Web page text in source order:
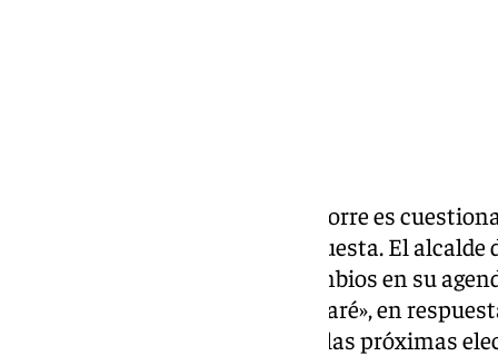
No es la primera vez que De la Torre es
tampoco ha sido nueva su respuesta. El
domingo que está haciendo cambios en su
deporte» y «si lo consigo, ahí estaré», en
presentará a la reelección para las próximas